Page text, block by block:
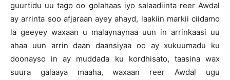
guurtidu uu tago oo golahaas iyo salaadiinta reer Awdal
ay arrinta soo afjaraan ayey ahayd, laakiin markii ciidamo
la geeyey waxaan u malaynaynaa uun in arrinkaasi uu
ahaa uun arrin daan daansiyaa oo ay xukuumadu ku
doonayso in ay muddada ku kordhisato, taasina wax
suura galaaya maaha, waxaan reer Awdal ugu